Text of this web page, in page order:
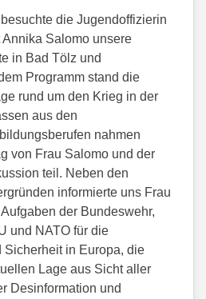
die Jugendoffizierin
Salomo unsere
in Bad Tölz und
Programm stand die
rund um den Krieg in der
aus den
nahmen
von Frau Salomo und der
teil. Neben den
informierte uns Frau
der Bundeswehr,
und NATO für die
Sicherheit in Europa, die
Lage aus Sicht aller
Desinformation und